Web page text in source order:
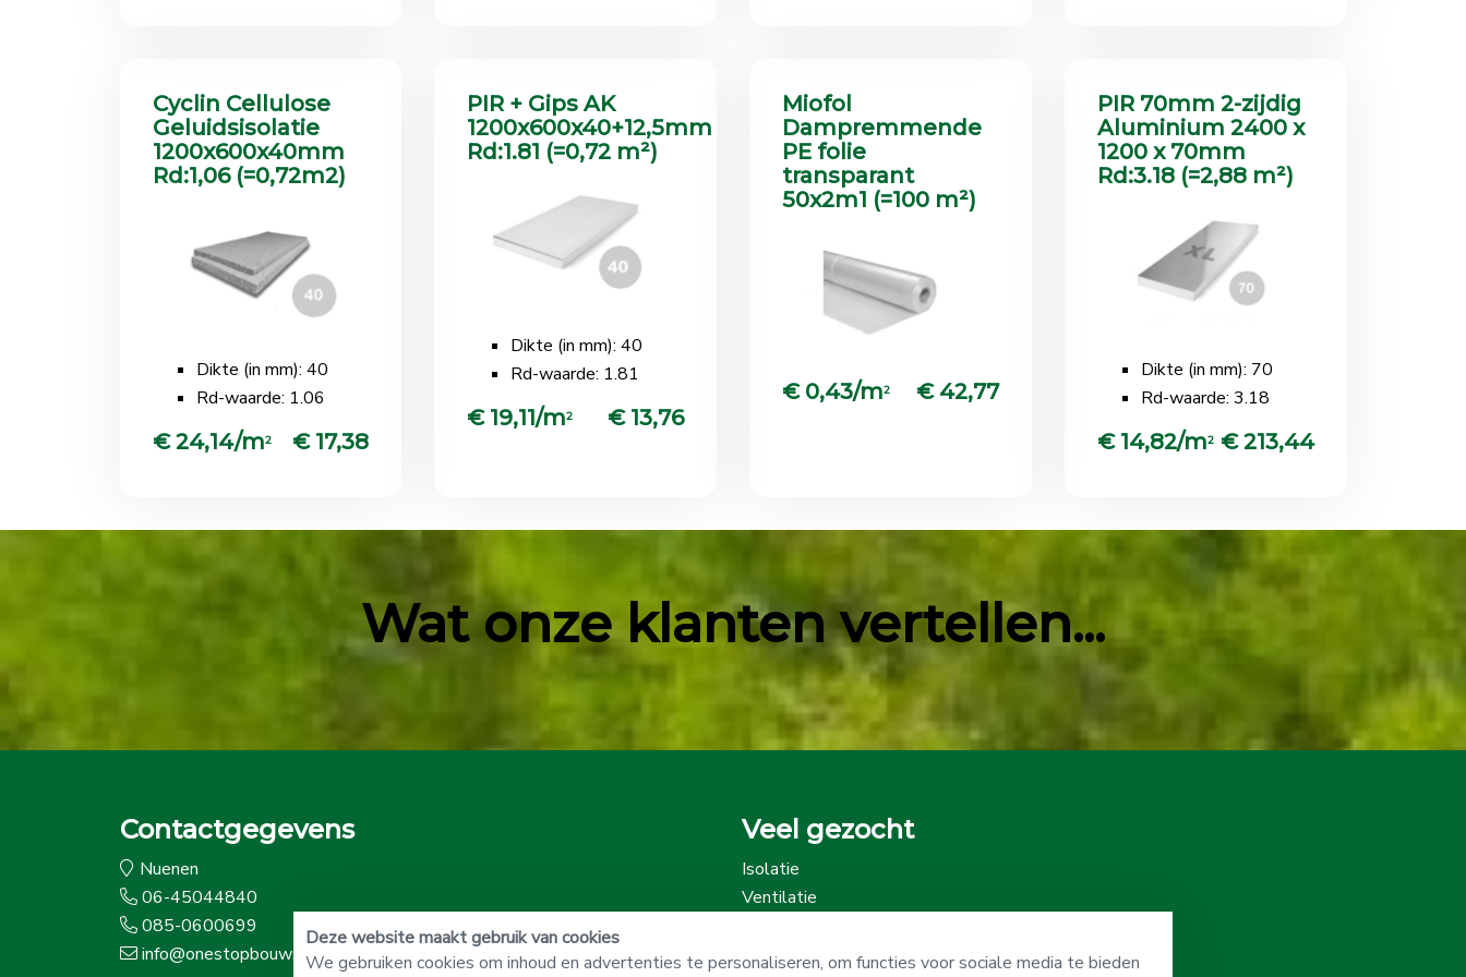
Cyclin Cellulose
Geluidsisolatie
1200x600x40mm
Rd:1,06 (=0,72m2) ​
Dikte (in mm): 40
Rd-waarde: 1.06
€ 24,14/m2 € 17,38
PIR + Gips AK
1200x600x40+12,5mm
Rd:1.81 (=0,72 m²)
Dikte (in mm): 40
Rd-waarde: 1.81
€ 19,11/m2 € 13,76
Miofol
Dampremmende
PE folie
transparant
50x2m1 (=100 m²)
€ 0,43/m2 € 42,77
PIR 70mm 2-zijdig
Aluminium 2400 x
1200 x 70mm
Rd:3.18 (=2,88 m²)
Dikte (in mm): 70
Rd-waarde: 3.18
€ 14,82/m2 € 213,44
Wat onze klanten vertellen...
Contactgegevens
Nuenen
06-45044840
085-0600699
info@onestopbouwshop.nl
Veel gezocht
Isolatie
Ventilatie
Deze website maakt gebruik van cookies
We gebruiken cookies om inhoud en advertenties te personaliseren, om functies voor sociale media te bieden